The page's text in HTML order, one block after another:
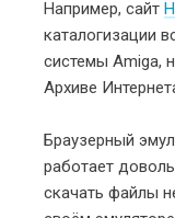
Например, сайт
каталогизации
системы Amiga,
Архиве
Браузерный
работает
скачать файлы